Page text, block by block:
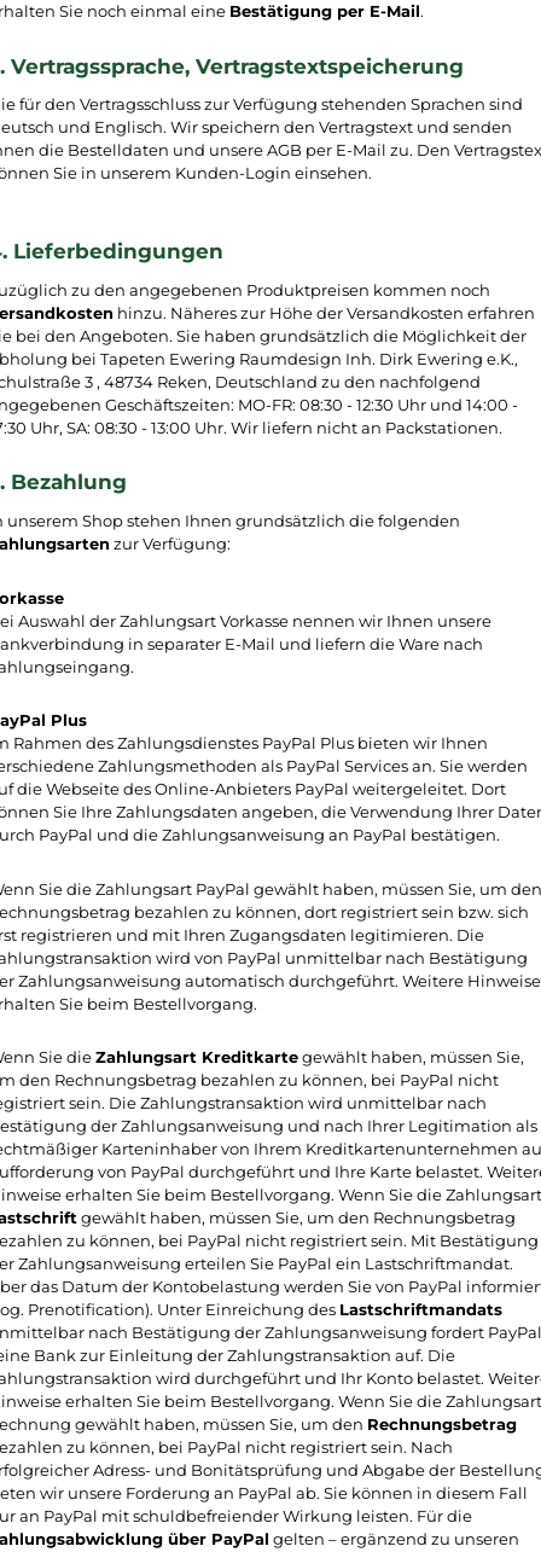
Sie noch einmal eine Bestätigung per E-Mail.
Vertragssprache, Vertragstextspeicherung
für den Vertragsschluss zur Verfügung stehenden Sprachen sind
und Englisch. Wir speichern den Vertragstext und senden
die Bestelldaten und unsere AGB per E-Mail zu. Den
Sie in unserem Kunden-Login einsehen.
Lieferbedingungen
zu den angegebenen Produktpreisen kommen noch
hinzu. Näheres zur Höhe der Versandkosten erfahren
bei den Angeboten. Sie haben grundsätzlich die Möglichkeit der
bei Tapeten Ewering Raumdesign Inh. Dirk Ewering e.K.,
3 , 48734 Reken, Deutschland zu den nachfolgend
Geschäftszeiten: MO-FR: 08:30 - 12:30 Uhr und 14:00 -
Uhr, SA: 08:30 - 13:00 Uhr. Wir liefern nicht an Packstationen.
Bezahlung
unserem Shop stehen Ihnen grundsätzlich die folgenden
zur Verfügung:
Auswahl der Zahlungsart Vorkasse nennen wir Ihnen unsere
in separater E-Mail und liefern die Ware nach
Plus
Rahmen des Zahlungsdienstes PayPal Plus bieten wir Ihnen
Zahlungsmethoden als PayPal Services an. Sie werden
die Webseite des Online-Anbieters PayPal weitergeleitet. Dort
Sie Ihre Zahlungsdaten angeben, die Verwendung Ihrer
PayPal und die Zahlungsanweisung an PayPal bestätigen.
Sie die Zahlungsart PayPal gewählt haben, müssen Sie, um den
bezahlen zu können, dort registriert sein bzw. sich
registrieren und mit Ihren Zugangsdaten legitimieren. Die
wird von PayPal unmittelbar nach Bestätigung
Zahlungsanweisung automatisch durchgeführt. Weitere Hinweise
Sie beim Bestellvorgang.
Sie die Zahlungsart Kreditkarte gewählt haben, müssen Sie,
den Rechnungsbetrag bezahlen zu können, bei PayPal nicht
sein. Die Zahlungstransaktion wird unmittelbar nach
der Zahlungsanweisung und nach Ihrer Legitimation als
Karteninhaber von Ihrem Kreditkartenunternehmen
von PayPal durchgeführt und Ihre Karte belastet.
erhalten Sie beim Bestellvorgang. Wenn Sie die Zahlungsart
gewählt haben, müssen Sie, um den Rechnungsbetrag
zu können, bei PayPal nicht registriert sein. Mit Bestätigung
Zahlungsanweisung erteilen Sie PayPal ein Lastschriftmandat.
das Datum der Kontobelastung werden Sie von PayPal
Prenotification). Unter Einreichung des Lastschriftmandats
nach Bestätigung der Zahlungsanweisung fordert PayPal
Bank zur Einleitung der Zahlungstransaktion auf. Die
wird durchgeführt und Ihr Konto belastet.
erhalten Sie beim Bestellvorgang. Wenn Sie die Zahlungsart
gewählt haben, müssen Sie, um den Rechnungsbetrag
zu können, bei PayPal nicht registriert sein. Nach
Adress- und Bonitätsprüfung und Abgabe der
wir unsere Forderung an PayPal ab. Sie können in diesem Fall
an PayPal mit schuldbefreiender Wirkung leisten. Für die
über PayPal gelten – ergänzend zu unseren